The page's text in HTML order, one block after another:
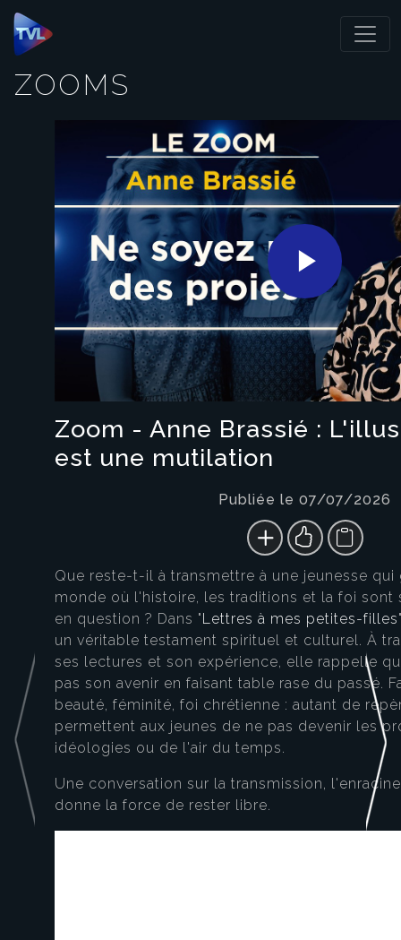
Panneau de gestion des cookies
ZOOMS
Play
Video
Zoom - Anne Brassié :
est une mutilation
Publiée le 07/07/2026
Que reste-t-il à transmettre à une jeunesse qui
monde où l'histoire, les traditions et la foi sont
en question ? Dans " Lettres à mes petites-filles
un véritable testament spirituel et culturel. À
ses lectures et son expérience, elle rappelle
pas son avenir en faisant table rase du passé.
beauté, féminité, foi chrétienne : autant de
permettent aux jeunes de ne pas devenir les
idéologies ou de l'air du temps.
Une conversation sur la transmission,
donne la force de rester libre.